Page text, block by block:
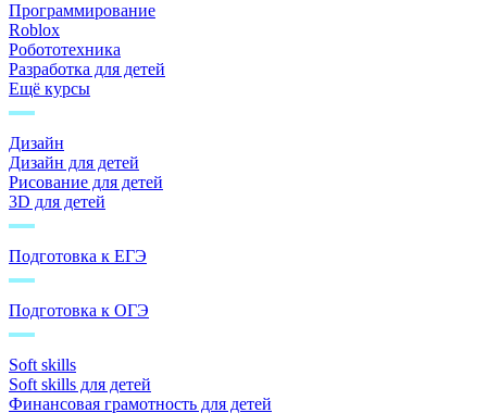
Программирование
Roblox
Робототехника
Разработка для детей
Ещё курсы
Дизайн
Дизайн для детей
Рисование для детей
3D для детей
Подготовка к ЕГЭ
Подготовка к ОГЭ
Soft skills
Soft skills для детей
Финансовая грамотность для детей